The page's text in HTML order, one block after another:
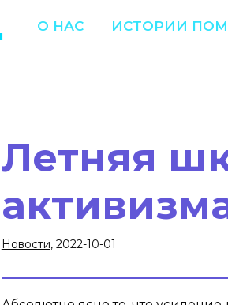
О НАС ИСТОРИИ
Летняя
Новости, 2022-10-01